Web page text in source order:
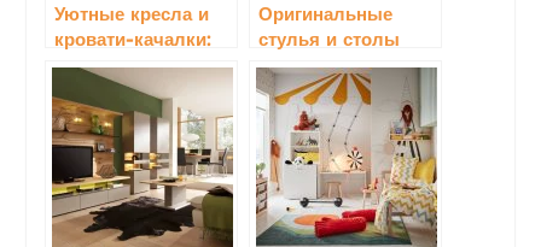
Уютные кресла и
кровати-качалки:
отличный выбор
для уютного
интерьера
Оригинальные
стулья и столы
для детской
комнаты